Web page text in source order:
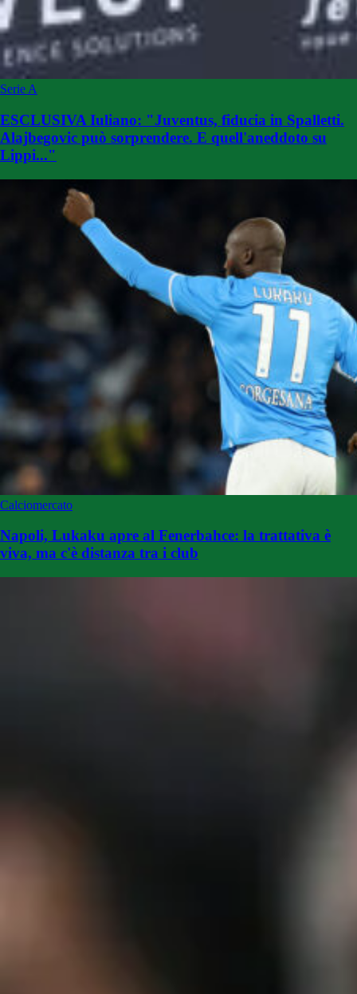
Serie A
ESCLUSIVA Iuliano: "Juventus, fiducia in Spalletti.
Alajbegovic può sorprendere. E quell'aneddoto su
Lippi..."
Calciomercato
Napoli, Lukaku apre al Fenerbahce: la trattativa è
viva, ma c'è distanza tra i club